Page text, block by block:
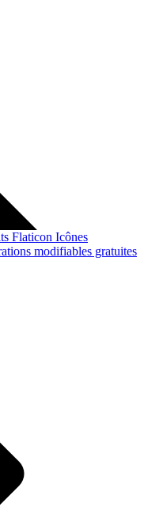
Flaticon Icônes
modifiables gratuites